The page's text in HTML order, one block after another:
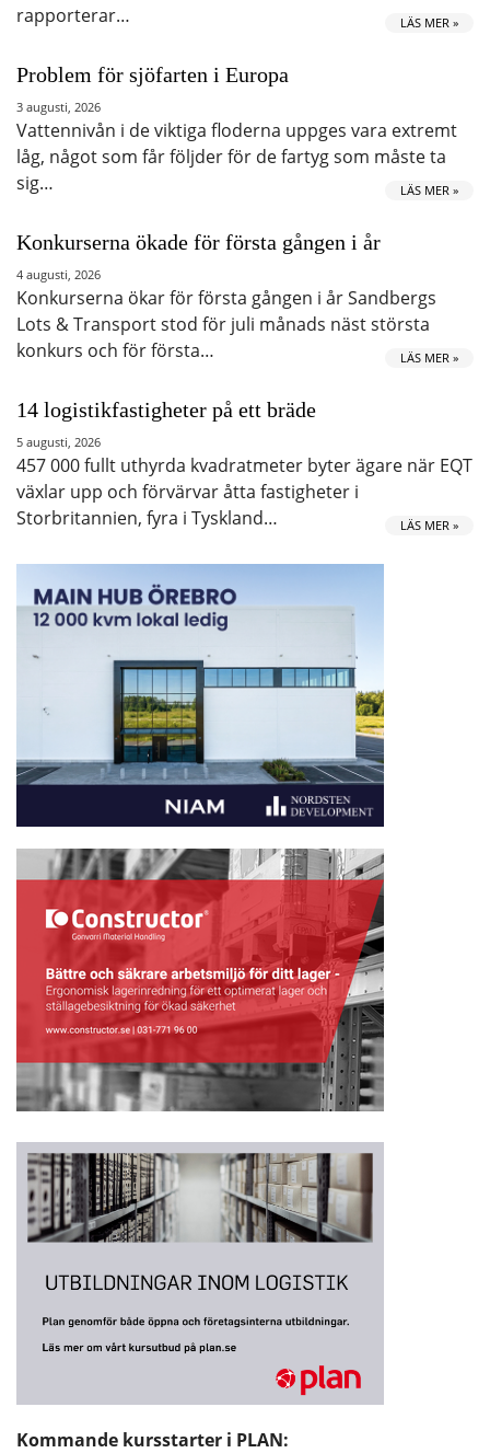
rapporterar…
LÄS MER »
Problem för sjöfarten i Europa
3 augusti, 2026
Vattennivån i de viktiga floderna uppges vara extremt
låg, något som får följder för de fartyg som måste ta
sig…
LÄS MER »
Konkurserna ökade för första gången i år
4 augusti, 2026
Konkurserna ökar för första gången i år Sandbergs
Lots & Transport stod för juli månads näst största
konkurs och för första…
LÄS MER »
14 logistikfastigheter på ett bräde
5 augusti, 2026
457 000 fullt uthyrda kvadratmeter byter ägare när EQT
växlar upp och förvärvar åtta fastigheter i
Storbritannien, fyra i Tyskland…
LÄS MER »
Kommande kursstarter i PLAN: